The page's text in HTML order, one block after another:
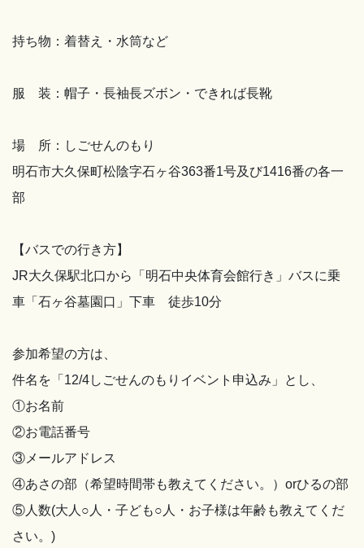
持ち物：着替え・水筒など
服 装：帽子・長袖長ズボン・できれば長靴
場 所：しごせんのもり
明石市大久保町松陰字石ヶ谷363番1号及び1416番の各一
部
【バスでの行き方】
JR大久保駅北口から「明石中央体育会館行き」バスに乗
車「石ヶ谷墓園口」下車 徒歩10分
参加希望の方は、
件名を「12/4しごせんのもりイベント申込み」とし、
①お名前
②お電話番号
③メールアドレス
④あさの部（希望時間帯も教えてください。）orひるの部
⑤人数(大人○人・子ども○人・お子様は年齢も教えてくだ
さい。)